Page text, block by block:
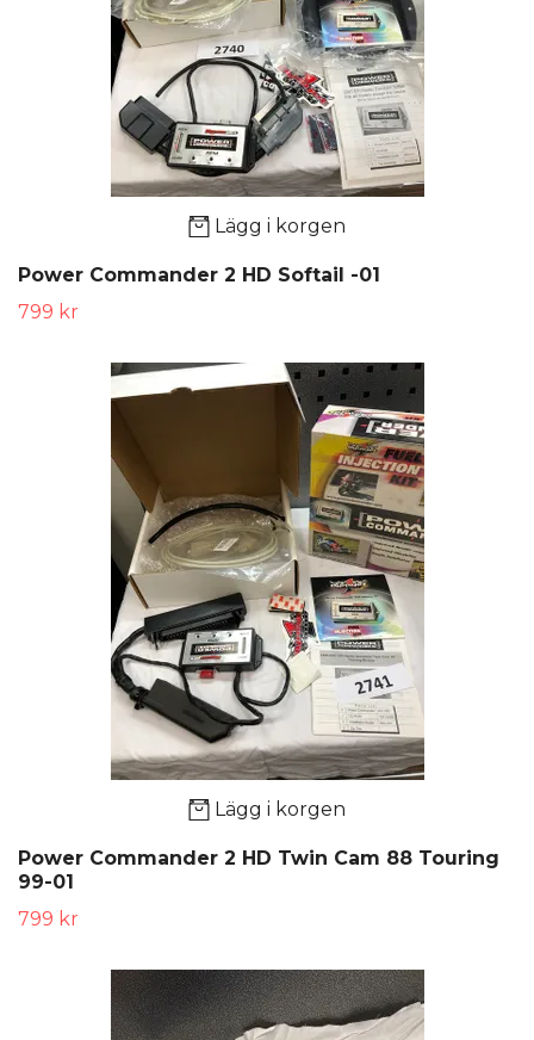
Lägg i korgen
Power Commander 2 HD Softail -01
799 kr
Lägg i korgen
Power Commander 2 HD Twin Cam 88 Touring
99-01
799 kr